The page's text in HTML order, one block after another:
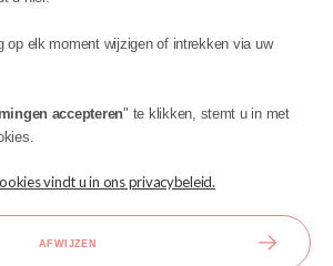
BIJSTAND
op elk moment wijzigen of intrekken via uw
accepteren" te klikken, stemt u in met
vindt u in ons privacybeleid.
AFWIJZEN